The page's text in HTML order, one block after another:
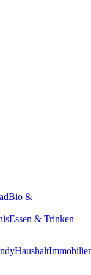
Bio &
Essen & Trinken
Haushalt